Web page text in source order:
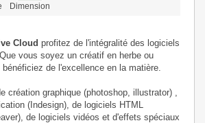
Dimension
Cloud profitez de l'intégralité des logiciels
vous soyez un créatif en herbe ou
de l'excellence en la matière.
création graphique (photoshop, illustrator) ,
(Indesign), de logiciels HTML
de logiciels vidéos et d'effets spéciaux